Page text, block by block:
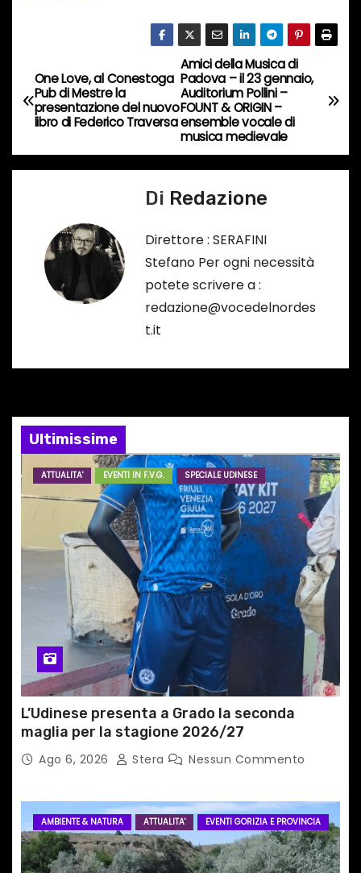
r
s
o
N
a
i
n
e
a
r
i
c
i
Amici della Musica di
Padova – il 23 gennaio,
Auditorium Pollini –
FOUNT & ORIGIN –
ensemble vocale di
musica medievale
One Love, al Conestoga
Pub di Mestre la
presentazione del nuovo
libro di Federico Traversa
Di Redazione
Direttore : SERAFINI
Stefano Per ogni necessità
potete scrivere a :
redazione@vocedelnordes
t.it
Ultimissime
ATTUALITA' EVENTI IN F.V.G. SPECIALE UDINESE
L’Udinese presenta a Grado la seconda
maglia per la stagione 2026/27
Ago 6, 2026 Stera Nessun Commento
AMBIENTE & NATURA ATTUALITA' EVENTI GORIZIA E PROVINCIA